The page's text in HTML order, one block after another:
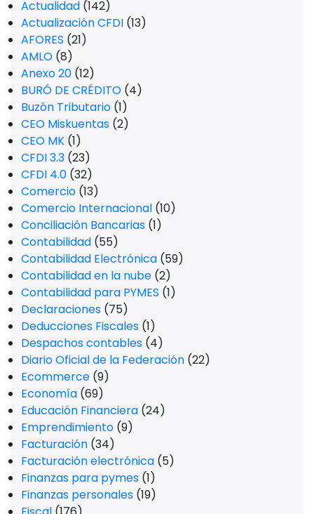
Actualidad (142)
Actualización CFDI (13)
AFORES (21)
AMLO (8)
Anexo 20 (12)
BURÓ DE CRÉDITO (4)
Buzón Tributario (1)
CEO Miskuentas (2)
CEO MK (1)
CFDI 3.3 (23)
CFDI 4.0 (32)
Comercio (13)
Comercio Internacional (10)
Conciliación Bancarias (1)
Contabilidad (55)
Contabilidad Electrónica (59)
Contabilidad en la nube (2)
Contabilidad para PYMES (1)
Declaraciones (75)
Deducciones Fiscales (1)
Despachos contables (4)
Diario Oficial de la Federación (22)
Ecommerce (9)
Economía (69)
Educación Financiera (24)
Emprendimiento (9)
Facturación (34)
Facturación electrónica (5)
Finanzas para pymes (1)
Finanzas personales (19)